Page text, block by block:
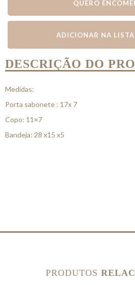
QUERO
ADICIONAR NA LISTA
DESCRIÇÃO DO
Medidas:
Porta sabonete : 17x 7
Copo: 11×7
Bandeja: 28 x15 x5
PRODUTOS